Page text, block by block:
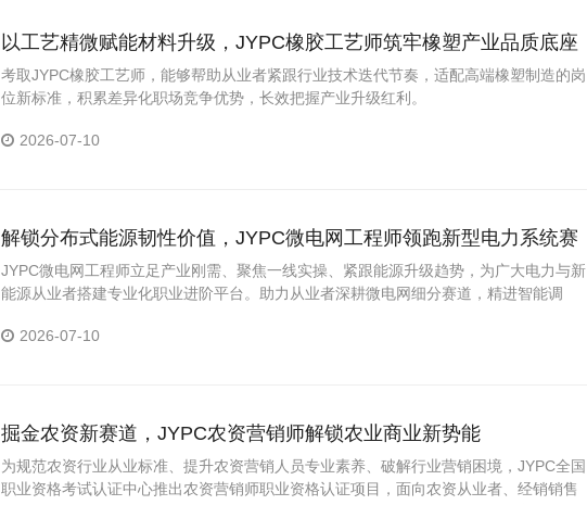
以工艺精微赋能材料升级，JYPC橡胶工艺师筑牢橡塑产业品质底座
考取JYPC橡胶工艺师，能够帮助从业者紧跟行业技术迭代节奏，适配高端橡塑制造的岗
位新标准，积累差异化职场竞争优势，长效把握产业升级红利。
2026-07-10
解锁分布式能源韧性价值，JYPC微电网工程师领跑新型电力系统赛
道
JYPC微电网工程师立足产业刚需、聚焦一线实操、紧跟能源升级趋势，为广大电力与新
能源从业者搭建专业化职业进阶平台。助力从业者深耕微电网细分赛道，精进智能调
2026-07-10
掘金农资新赛道，JYPC农资营销师解锁农业商业新势能
为规范农资行业从业标准、提升农资营销人员专业素养、破解行业营销困境，JYPC全国
职业资格考试认证中心推出农资营销师职业资格认证项目，面向农资从业者、经销销售